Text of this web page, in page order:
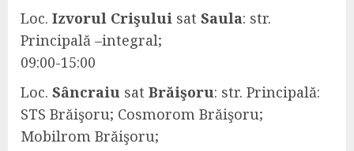
Loc. Izvorul Crişului sat Saula: str.
Principală –integral;
09:00-15:00
Loc. Sȃncraiu sat Brăişoru: str. Principală:
STS Brăişoru; Cosmorom Brăişoru;
Mobilrom Brăişoru;